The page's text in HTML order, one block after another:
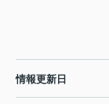
情報更新日